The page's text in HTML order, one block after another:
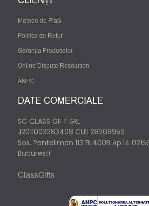
Metode de Plată
Politica de Retur
Garanția Produselor
Online Dispute Resolution
ANPC
DATE COMERCIALE
SC CLASS GIFT SRL
J2011003283408 CUI: 28208959
Sos. Pantelimon 113 Bl.400B Ap.14
Bucuresti
ClassGifts